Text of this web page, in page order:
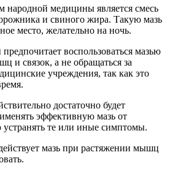
народной медицины является смесь
и свиного жира. Такую мазь
место, желательно на ночь.
воспользоваться мазью
и связок, а не обращаться за
учреждения, так как это
достаточно будет
эффективную мазь от
те или иные симптомы.
мазь при растяжении мышц